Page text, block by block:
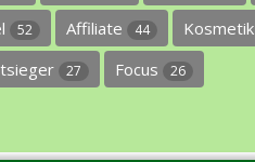
52 Affiliate 44 Kosmetik
27 Focus 26